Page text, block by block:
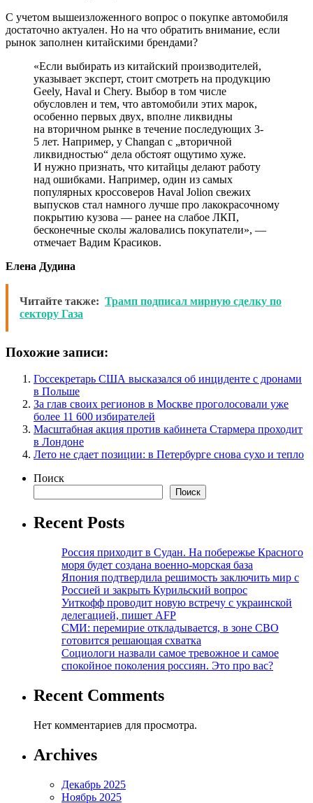
С учетом вышеизложенного вопрос о покупке автомобиля
достаточно актуален. Но на что обратить внимание, если
рынок заполнен китайскими брендами?
«Если выбирать из китайский производителей,
указывает эксперт, стоит смотреть на продукцию
Geely, Haval и Chery. Выбор в том числе
обусловлен и тем, что автомобили этих марок,
особенно первых двух, вполне ликвидны
на вторичном рынке в течение последующих 3-
5 лет. Например, у Changan с „вторичной
ликвидностью“ дела обстоят ощутимо хуже.
И нужно признать, что китайцы делают работу
над ошибками. Например, один из самых
популярных кроссоверов Haval Jolion свежих
выпусков стал намного лучше про лакокрасочному
покрытию кузова — ранее на слабое ЛКП,
бесконечные сколы жаловались покупатели», —
отмечает Вадим Красиков.
Елена Дудина
Читайте также: Трамп подписал мирную сделку по
сектору Газа
Похожие записи:
Госсекретарь США высказался об инциденте с дронами
в Польше
За глав своих регионов в Москве проголосовали уже
более 11 600 избирателей
Масштабная акция против кабинета Стармера проходит
в Лондоне
Лето не сдает позиции: в Петербурге снова сухо и тепло
Поиск
Поиск
Recent Posts
Россия приходит в Судан. На побережье Красного
моря будет создана военно-морская база
Япония подтвердила решимость заключить мир с
Россией и закрыть Курильский вопрос
Уиткофф проводит новую встречу с украинской
делегацией, пишет AFP
СМИ: перемирие откладывается, в зоне СВО
готовится решающая схватка
Социологи назвали самое тревожное и самое
спокойное поколения россиян. Это про вас?
Recent Comments
Нет комментариев для просмотра.
Archives
Декабрь 2025
Ноябрь 2025